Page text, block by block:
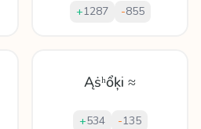
+1287 -855
Ąṡʰổķi ≈
+534 -135